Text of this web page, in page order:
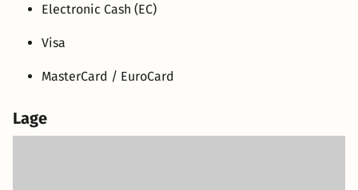
Electronic Cash (EC)
Visa
MasterCard / EuroCard
Lage